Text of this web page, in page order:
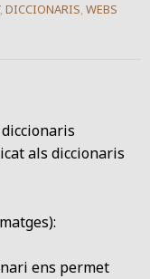
, DICCIONARIS, WEBS
als diccionaris
ens permet